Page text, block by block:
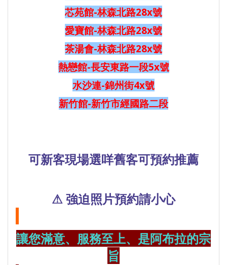
芯苑館-林森北路28x號
愛寶館-林森北路28x號
茶湯會-林森北路28x號
熱戀館-長安東路一段5x號
水沙連-錦州街4x號
新竹館-新竹市經國路二段
可新客現場選咩舊客可預約推薦
⚠ 強迫照片預約請小心
讓您滿意、服務至上、是阿布拉的宗
旨